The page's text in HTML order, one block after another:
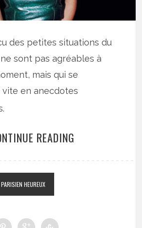
des petites situations du
sont pas agréables à
mais qui se
en anecdotes
READING
HEUREUX